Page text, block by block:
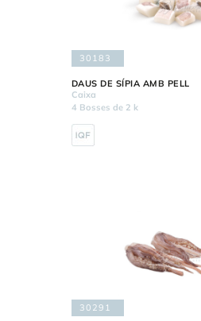
30183
DAUS DE SÍPIA AMB PELL
Caixa
4 Bosses de 2 k
30291